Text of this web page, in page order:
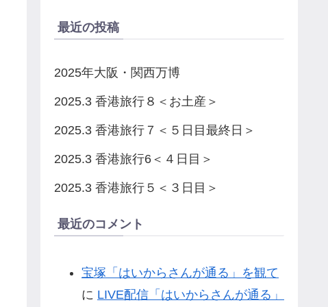
最近の投稿
2025年大阪・関西万博
2025.3 香港旅行８＜お土産＞
2025.3 香港旅行７＜５日目最終日＞
2025.3 香港旅行6＜４日目＞
2025.3 香港旅行５＜３日目＞
最近のコメント
宝塚「はいからさんが通る」を観て
に LIVE配信「はいからさんが通る」